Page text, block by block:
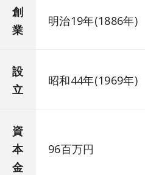
創
業
明治19年(1886年)
設
立
昭和44年(1969年)
資
本
金
96百万円